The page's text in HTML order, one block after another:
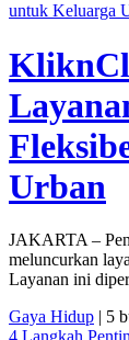
untuk Keluarga
Urban
JAKARTA –
meluncurkan
Layanan ini
Gaya Hidup | 5